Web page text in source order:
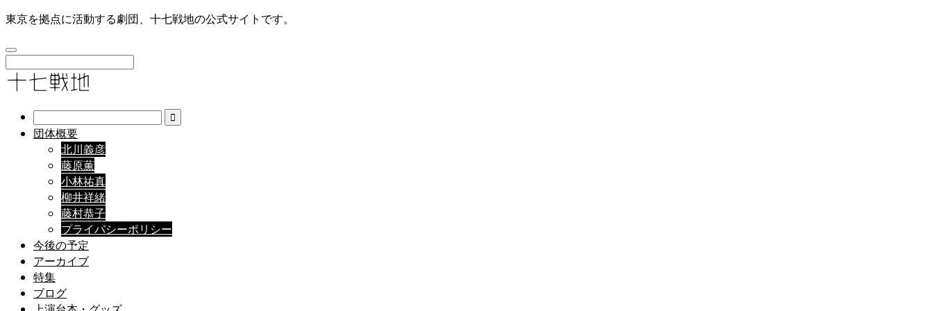
東京を拠点に活動する劇団、十七戦地の公式サイトです。
団体概要
北川義彦
藤原薫
小林祐真
柳井祥緒
藤村恭子
プライバシーポリシー
今後の予定
アーカイブ
特集
ブログ